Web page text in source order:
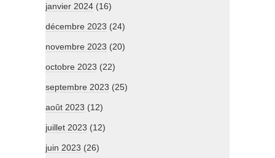
janvier 2024 (16)
décembre 2023 (24)
novembre 2023 (20)
octobre 2023 (22)
septembre 2023 (25)
août 2023 (12)
juillet 2023 (12)
juin 2023 (26)